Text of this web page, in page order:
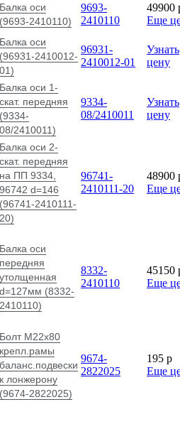
Балка оси
(9693-2410110)
9693-
2410110
49900
Еще
Балка оси
(96931-2410012-
01)
96931-
2410012-01
Узнать
цену
Балка оси 1-
скат. передняя
(9334-
08/2410011)
9334-
08/2410011
Узнать
цену
Балка оси 2-
скат. передняя
на ПП 9334,
96742 d=146
(96741-2410111-
20)
96741-
2410111-20
48900
Еще
Балка оси
передняя
утолщенная
d=127мм (8332-
2410110)
8332-
2410110
45150
Еще
Болт М22х80
крепл.рамы
баланс.подвески
к лонжерону
(9674-2822025)
9674-
2822025
195 p
Еще